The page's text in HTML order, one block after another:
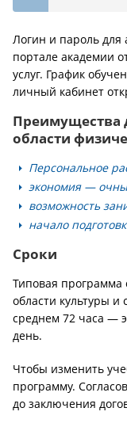
Логин и пароль для
портале академии
услуг. График
личный кабинет
Преимущества
области
Персональное
экономия —
возможность
начало
Сроки
Типовая программа
области культуры и
среднем 72 часа —
день.
Чтобы изменить
программу.
до заключения